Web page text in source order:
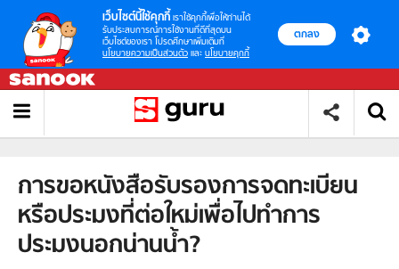
เว็บไซต์นี้ใช้คุกกี้ เราใช้คุกกี้เพื่อให้ท่านได้
รับประสบการณ์การใช้งานที่ดีที่สุดบน
เว็บไซต์ของเรา โปรดศึกษาเพิ่มเติมที่
นโยบายความเป็นส่วนตัว และ นโยบายคุกกี้
ตกลง
การขอหนังสือรับรองการจดทะเบียน
หรือประมงที่ต่อใหม่เพื่อไปทำการ
ประมงนอกน่านน้ำ?